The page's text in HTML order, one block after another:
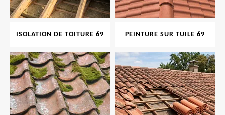
ISOLATION DE TOITURE 69 PEINTURE SUR TUILE 69